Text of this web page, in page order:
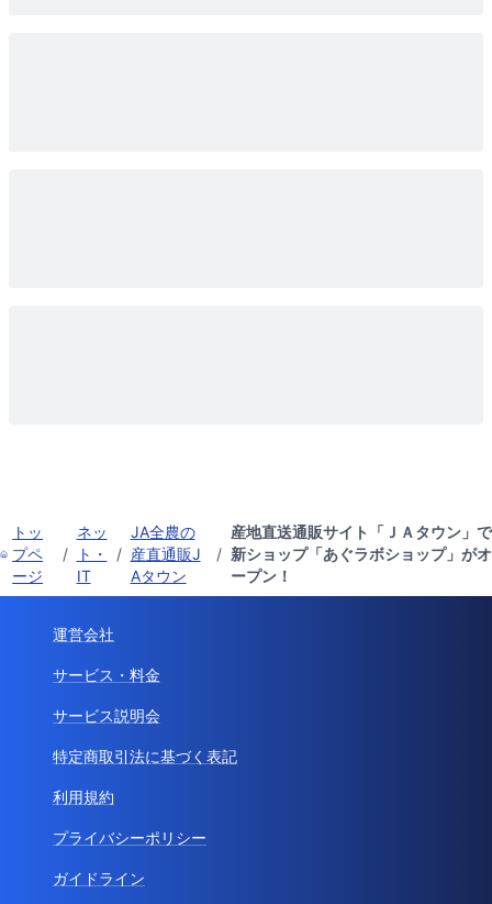
トッ
プペ
ージ
/
ネッ
ト・
IT
/
JA全農の
産直通販J
Aタウン
/
産地直送通販サイト「ＪＡタウン」で
新ショップ「あぐラボショップ」がオ
ープン！
運営会社
サービス・料金
サービス説明会
特定商取引法に基づく表記
利用規約
プライバシーポリシー
ガイドライン